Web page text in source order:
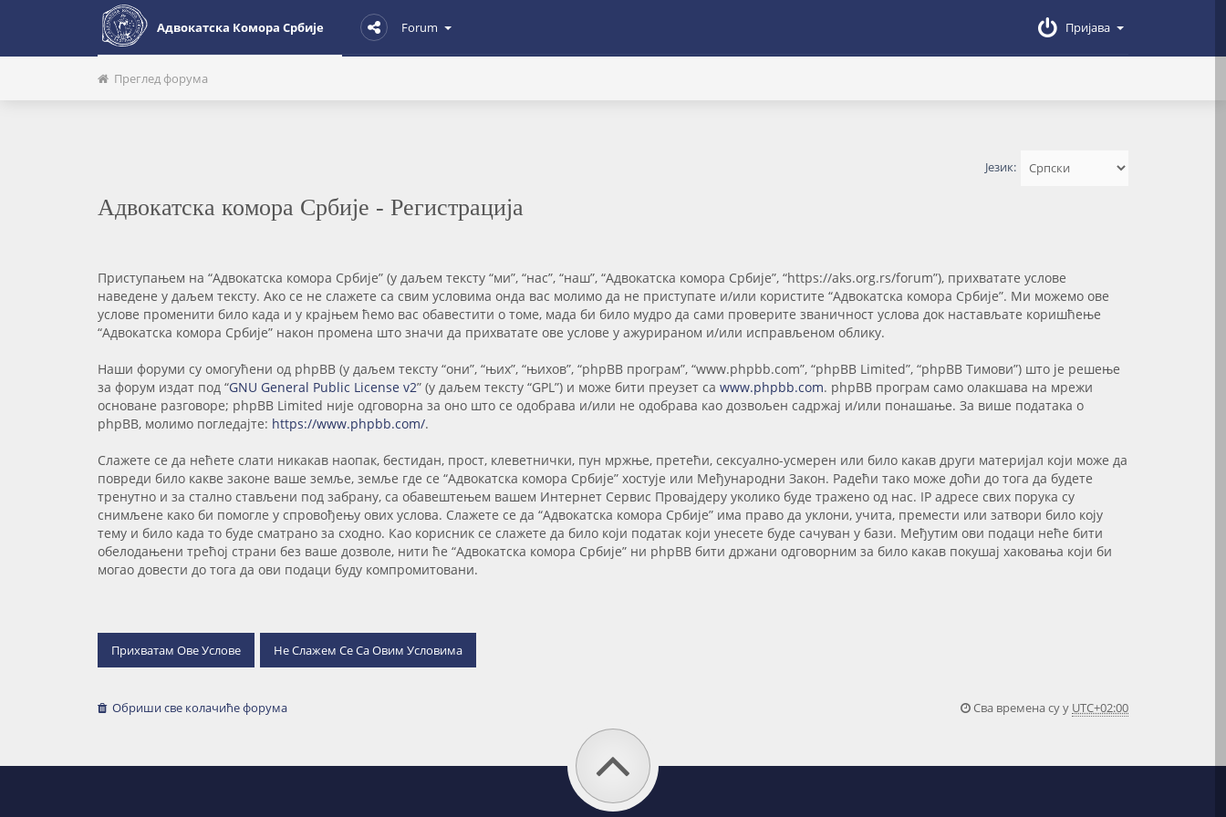
Адвокатска Комора Србије Forum Пријава
Преглед форума
Језик:
Адвокатска комора Србије - Регистрација
Приступањем на “Адвокатска комора Србије” (у даљем тексту “ми”, “нас”, “наш”, “Адвокатска комора Србије”, “https://aks.org.rs/forum”), прихватате услове
наведене у даљем тексту. Ако се не слажете са свим условима онда вас молимо да не приступате и/или користите “Адвокатска комора Србије”. Ми можемо ове
услове променити било када и у крајњем ћемо вас обавестити о томе, мада би било мудро да сами проверите званичност услова док настављате коришћење
“Адвокатска комора Србије” након промена што значи да прихватате ове услове у ажурираном и/или исправљеном облику.
Наши форуми су омогућени од phpBB (у даљем тексту “они”, “њих”, “њихов”, “phpBB програм”, “www.phpbb.com”, “phpBB Limited”, “phpBB Тимови”) што је решење
за форум издат под “GNU General Public License v2” (у даљем тексту “GPL”) и може бити преузет са www.phpbb.com. phpBB програм само олакшава на мрежи
основане разговоре; phpBB Limited није одговорна за оно што се одобрава и/или не одобрава као дозвољен садржај и/или понашање. За више података о
phpBB, молимо погледајте: https://www.phpbb.com/.
Слажете се да нећете слати никакав наопак, бестидан, прост, клеветнички, пун мржње, претећи, сексуално-усмерен или било какав други материјал који може да
повреди било какве законе ваше земље, земље где се “Адвокатска комора Србије” хостује или Међународни Закон. Радећи тако може доћи до тога да будете
тренутно и за стално стављени под забрану, са обавештењем вашем Интернет Сервис Провајдеру уколико буде тражено од нас. IP адресе свих порука су
снимљене како би помогле у спровођењу ових услова. Слажете се да “Адвокатска комора Србије” има право да уклони, учита, премести или затвори било коју
тему и било када то буде сматрано за сходно. Као корисник се слажете да било који податак који унесете буде сачуван у бази. Међутим ови подаци неће бити
обелодањени трећој страни без ваше дозволе, нити ће “Адвокатска комора Србије” ни phpBB бити држани одговорним за било какав покушај хаковања који би
могао довести до тога да ови подаци буду компромитовани.
Обриши све колачиће форума Сва времена су у UTC+02:00